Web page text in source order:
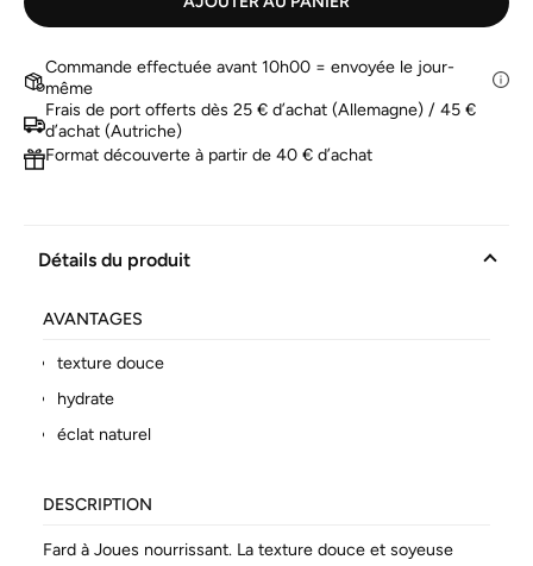
Commande effectuée avant 10h00 = envoyée le jour-
même
Frais de port offerts dès 25 € d’achat (Allemagne) / 45 €
d’achat (Autriche)
Format découverte à partir de 40 € d’achat
Détails du produit
AVANTAGES
texture douce
hydrate
éclat naturel
DESCRIPTION
Fard à Joues nourrissant. La texture douce et soyeuse